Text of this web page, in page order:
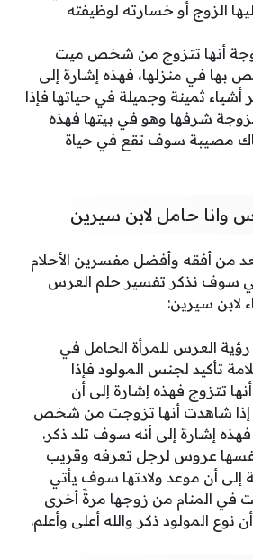
الزوج أو خسارته لوظيفته
أنها تتزوج من شخص ميت
بها في منزلها، فهذه إشارة إلى
ثمينة وجميلة في حياتها فإذا
شرفها وهو في بيتها فهذه
مصيبة سوف تقع في حياة
وانا حامل لابن سيرين
من أفقه وأفضل مفسرين الأحلام
سوف نذكر تفسير حلم العرس
لابن سيرين:
العرس للمرأة الحامل في
تأكيد لجنس المولود فإذا
تتزوج فهذه إشارة إلى أن
إذا شاهدت أنها تزوجت من شخص
إشارة إلى أنه سوف تلد ذكر.
عروس لرجل تعرفه وقريب
إلى أن موعد ولادتها سوف يأتي
في المنام من زوجها مرةً أخرى
نوع المولود ذكر والله أعلى وأعلم.